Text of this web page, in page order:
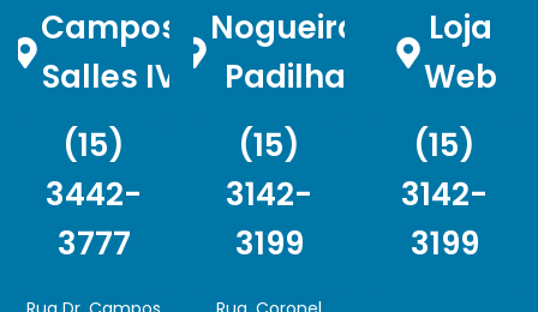
Campos
Salles IV
(15)
3442-
3777
Nogueira
Padilha
(15)
3142-
3199
Loja
Web
(15)
3142-
3199